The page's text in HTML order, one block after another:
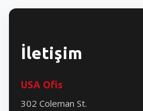
İletişim
USA Ofis
302 Coleman St.